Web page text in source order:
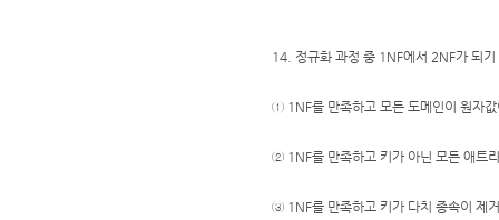
14. 정규화 과정 중 1NF에서 2NF가 되기
① 1NF를 만족하고 모든 도메인이 원자
② 1NF를 만족하고 키가 아닌 모든 애트
③ 1NF를 만족하고 키가 다치 종속이 제